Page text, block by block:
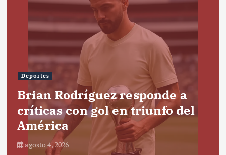
Deportes
Brian Rodríguez responde a
críticas con gol en triunfo del
América
agosto 4, 2026